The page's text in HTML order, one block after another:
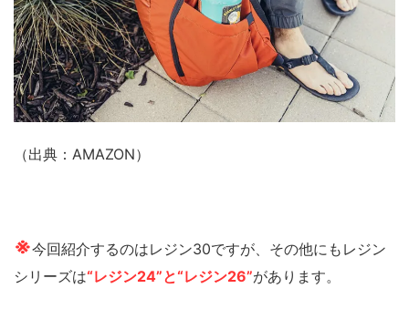
（出典：AMAZON）
※今回紹介するのはレジン30ですが、その他にもレジン
シリーズは“レジン24”と“レジン26”があります。